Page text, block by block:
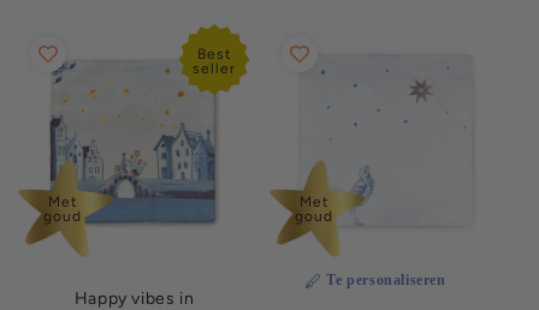
Best
seller
Met
goud
Happy vibes in
Met
goud
Te personaliseren